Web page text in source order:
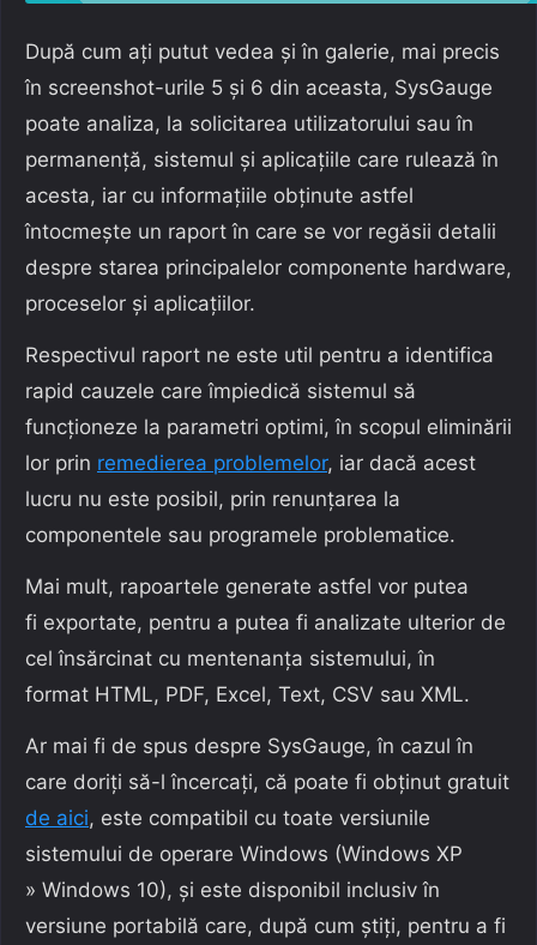
După cum ați putut vedea și în galerie, mai precis
în screenshot-urile 5 și 6 din aceasta, SysGauge
poate analiza, la solicitarea utilizatorului sau în
permanență, sistemul și aplicațiile care rulează în
acesta, iar cu informațiile obținute astfel
întocmește un raport în care se vor regăsii detalii
despre starea principalelor componente hardware,
proceselor și aplicațiilor.
Respectivul raport ne este util pentru a identifica
rapid cauzele care împiedică sistemul să
funcționeze la parametri optimi, în scopul eliminării
lor prin remedierea problemelor, iar dacă acest
lucru nu este posibil, prin renunțarea la
componentele sau programele problematice.
Mai mult, rapoartele generate astfel vor putea
fi exportate, pentru a putea fi analizate ulterior de
cel însărcinat cu mentenanța sistemului, în
format HTML, PDF, Excel, Text, CSV sau XML.
Ar mai fi de spus despre SysGauge, în cazul în
care doriți să-l încercați, că poate fi obținut gratuit
de aici, este compatibil cu toate versiunile
sistemului de operare Windows (Windows XP
» Windows 10), și este disponibil inclusiv în
versiune portabilă care, după cum știți, pentru a fi